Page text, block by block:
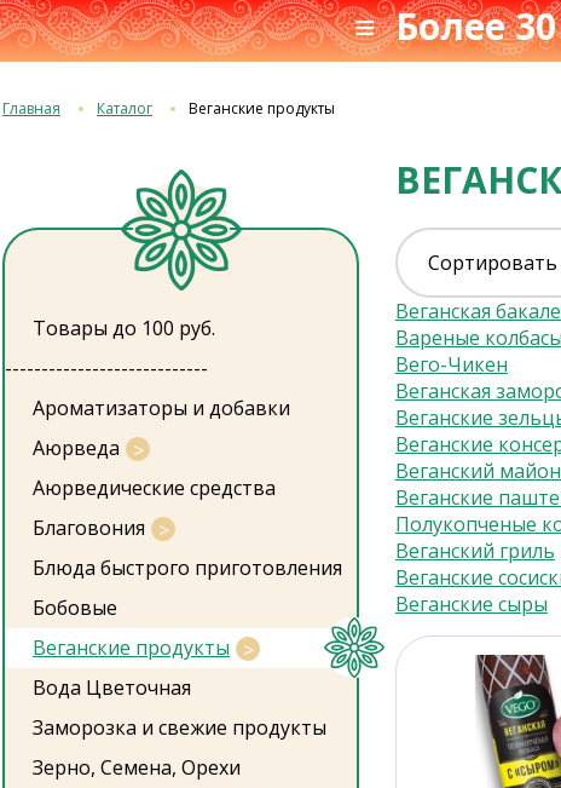
≡ Более
Главная Каталог Веганские продукты
Товары до 100 руб.
----------------------------
Ароматизаторы и добавки
Аюрведа
Аюрведические средства
Благовония
Блюда быстрого приготовления
Бобовые
Веганские продукты
Вода Цветочная
Заморозка и свежие продукты
Зерно, Семена, Орехи
Сортировать
Веганская
Вареные колбасы
Вего-Чикен
Веганская
Веганские
Веганские
Веганский
Веганские
Полукопченые
Веганский гриль
Веганские
Веганские сыры